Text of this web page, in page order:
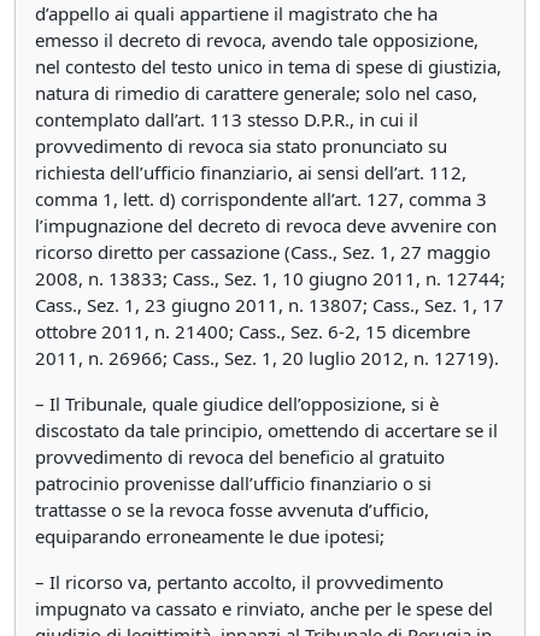
d’appello ai quali appartiene il magistrato che ha
emesso il decreto di revoca, avendo tale opposizione,
nel contesto del testo unico in tema di spese di giustizia,
natura di rimedio di carattere generale; solo nel caso,
contemplato dall’art. 113 stesso D.P.R., in cui il
provvedimento di revoca sia stato pronunciato su
richiesta dell’ufficio finanziario, ai sensi dell’art. 112,
comma 1, lett. d) corrispondente all’art. 127, comma 3
l’impugnazione del decreto di revoca deve avvenire con
ricorso diretto per cassazione (Cass., Sez. 1, 27 maggio
2008, n. 13833; Cass., Sez. 1, 10 giugno 2011, n. 12744;
Cass., Sez. 1, 23 giugno 2011, n. 13807; Cass., Sez. 1, 17
ottobre 2011, n. 21400; Cass., Sez. 6-2, 15 dicembre
2011, n. 26966; Cass., Sez. 1, 20 luglio 2012, n. 12719).
– Il Tribunale, quale giudice dell’opposizione, si è
discostato da tale principio, omettendo di accertare se il
provvedimento di revoca del beneficio al gratuito
patrocinio provenisse dall’ufficio finanziario o si
trattasse o se la revoca fosse avvenuta d’ufficio,
equiparando erroneamente le due ipotesi;
– Il ricorso va, pertanto accolto, il provvedimento
impugnato va cassato e rinviato, anche per le spese del